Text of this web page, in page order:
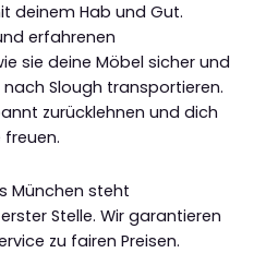
deinem Hab und Gut.
erfahrenen
sie deine Möbel sicher und
Slough transportieren.
zurücklehnen und dich
München steht
Stelle. Wir garantieren
zu fairen Preisen.